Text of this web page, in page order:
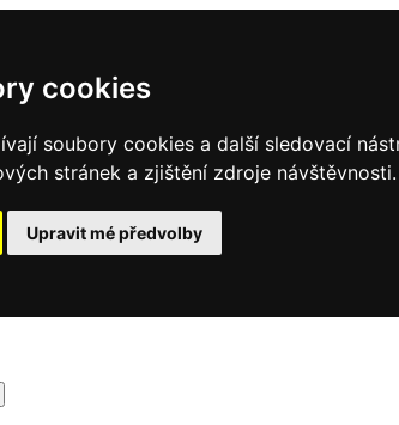
cookies
soubory cookies a další sledovací
stránek a zjištění zdroje návštěvnosti.
Upravit mé předvolby